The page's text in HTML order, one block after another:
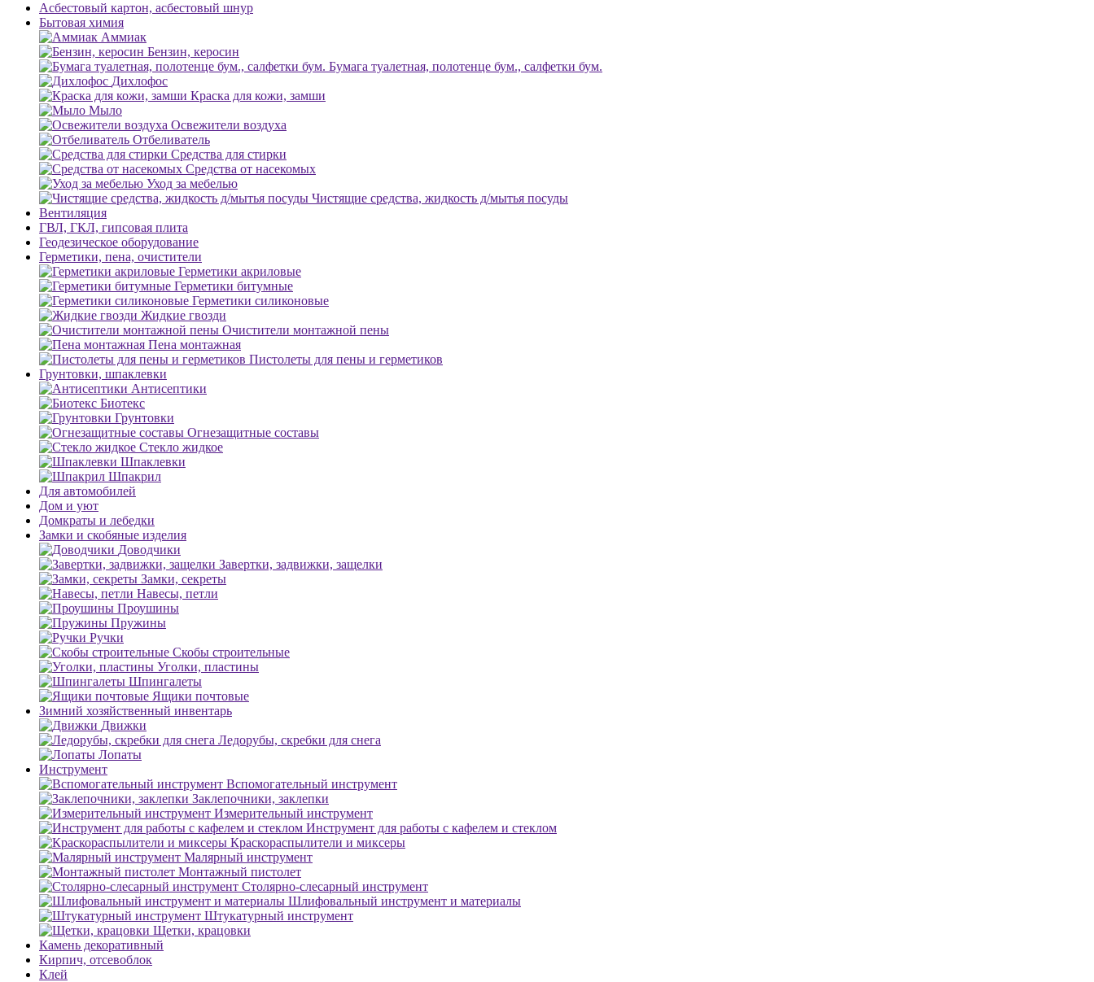
Асбестовый картон, асбестовый шнур
Бытовая химия
Аммиак
Бензин, керосин
Бумага туалетная, полотенце бум., салфетки бум.
Дихлофос
Краска для кожи, замши
Мыло
Освежители воздуха
Отбеливатель
Средства для стирки
Средства от насекомых
Уход за мебелью
Чистящие средства, жидкость д/мытья посуды
Вентиляция
ГВЛ, ГКЛ, гипсовая плита
Геодезическое оборудование
Герметики, пена, очистители
Герметики акриловые
Герметики битумные
Герметики силиконовые
Жидкие гвозди
Очистители монтажной пены
Пена монтажная
Пистолеты для пены и герметиков
Грунтовки, шпаклевки
Антисептики
Биотекс
Грунтовки
Огнезащитные составы
Стекло жидкое
Шпаклевки
Шпакрил
Для автомобилей
Дом и уют
Домкраты и лебедки
Замки и скобяные изделия
Доводчики
Завертки, задвижки, защелки
Замки, секреты
Навесы, петли
Проушины
Пружины
Ручки
Скобы строительные
Уголки, пластины
Шпингалеты
Ящики почтовые
Зимний хозяйственный инвентарь
Движки
Ледорубы, скребки для снега
Лопаты
Инструмент
Вспомогательный инструмент
Заклепочники, заклепки
Измерительный инструмент
Инструмент для работы с кафелем и стеклом
Краскораспылители и миксеры
Малярный инструмент
Монтажный пистолет
Столярно-слесарный инструмент
Шлифовальный инструмент и материалы
Штукатурный инструмент
Щетки, крацовки
Камень декоративный
Кирпич, отсевоблок
Клей